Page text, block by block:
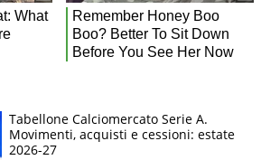
Tabellone Calciomercato Serie A.
Movimenti, acquisti e cessioni: estate
2026-27